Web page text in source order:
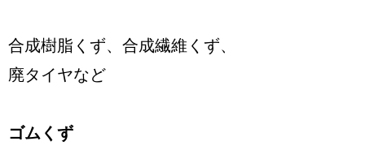
合成樹脂くず、合成繊維くず、
廃タイヤなど
ゴムくず